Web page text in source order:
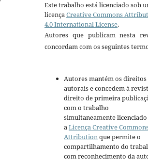
Este trabalho está licenciado sob
licençaCreative Commons
4.0 International License.
Autores que publicam nesta
concordam com os seguintes
Autores mantém os direitos
autorais e concedem à
direito de primeira
com o trabalho
simultaneamente
aLicença Creative
Attributionque permite o
compartilhamento do
com reconhecimento da